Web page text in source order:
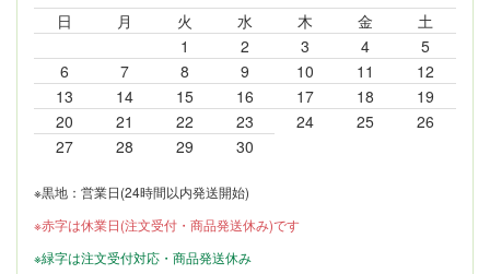
日
月 火 水 木 金
土
1
2 3 4
5
6
7 8 9 10 11
12
13
14 15 16 17 18
19
20
21 22 23 24 25
26
27
28 29 30
※黒地：営業日(24時間以内発送開始)
※赤字は休業日(注文受付・商品発送休み)です
※緑字は注文受付対応・商品発送休み